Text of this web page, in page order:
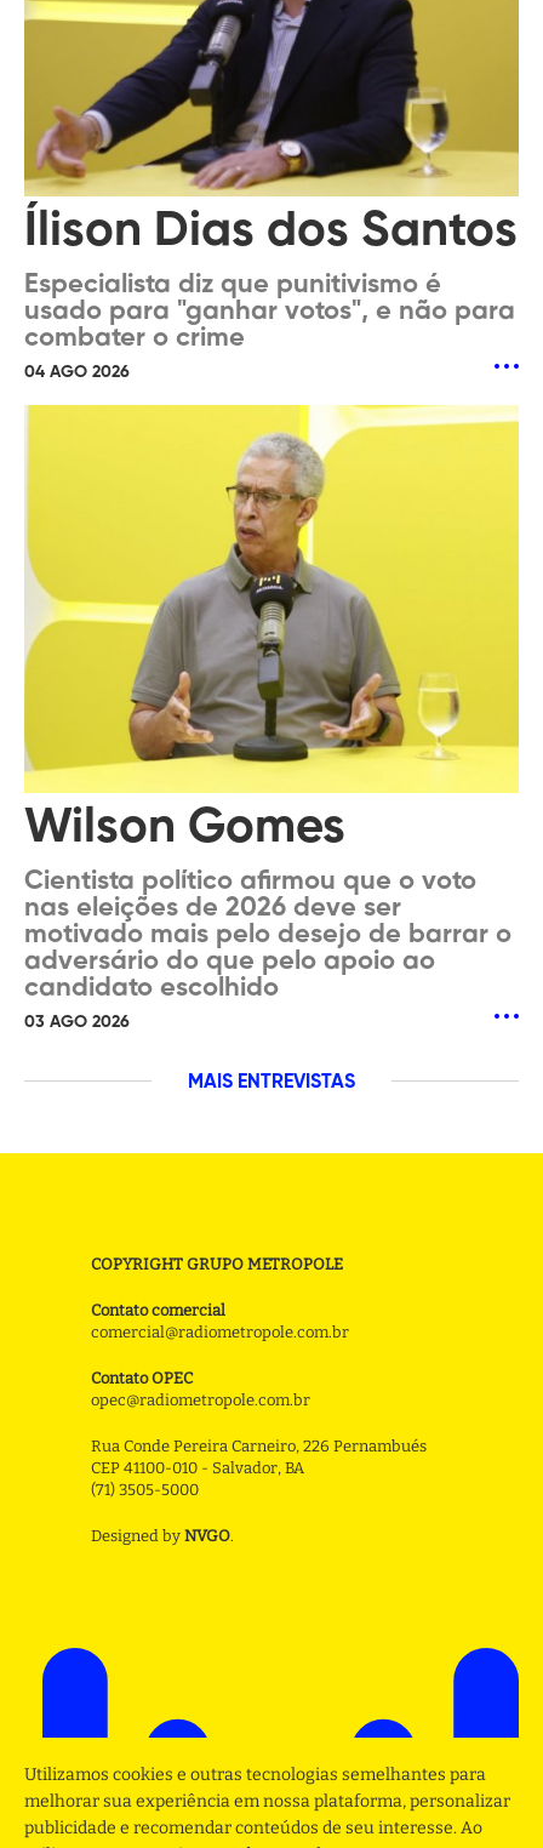
Ílison Dias dos Santos
Especialista diz que punitivismo é
usado para "ganhar votos", e não para
combater o crime
04 AGO 2026
Wilson Gomes
Cientista político afirmou que o voto
nas eleições de 2026 deve ser
motivado mais pelo desejo de barrar o
adversário do que pelo apoio ao
candidato escolhido
03 AGO 2026
MAIS ENTREVISTAS
COPYRIGHT GRUPO METROPOLE
Contato comercial
comercial@radiometropole.com.br
Contato OPEC
opec@radiometropole.com.br
Rua Conde Pereira Carneiro, 226 Pernambués
CEP 41100-010 - Salvador, BA
(71) 3505-5000
Designed by NVGO.
Utilizamos cookies e outras tecnologias semelhantes para
melhorar sua experiência em nossa plataforma, personalizar
publicidade e recomendar conteúdos de seu interesse. Ao